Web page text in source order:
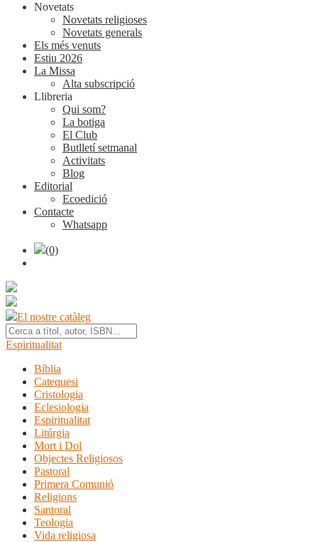
Novetats
Novetats religioses
Novetats generals
Els més venuts
Estiu 2026
La Missa
Alta subscripció
Llibreria
Qui som?
La botiga
El Club
Butlletí setmanal
Activitats
Blog
Editorial
Ecoedició
Contacte
Whatsapp
(0)
El nostre catàleg
Espiritualitat
Bíblia
Catequesi
Cristologia
Eclesiologia
Espiritualitat
Litúrgia
Mort i Dol
Objectes Religiosos
Pastoral
Primera Comunió
Religions
Santoral
Teologia
Vida religiosa